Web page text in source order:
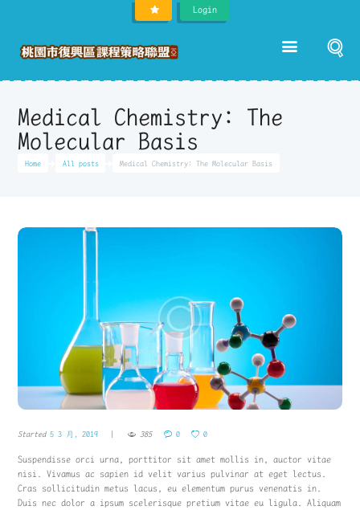
Login
Home All posts Medical Chemistry: The Molecular Basis
Medical Chemistry: The
Molecular Basis
Started5 3 月, 2019 385 0 0
Suspendisse orci urna, porttitor sit amet mollis in, auctor vitae
nisi. Vivamus ac sapien id velit varius pulvinar at eget lectus.
Cras sollicitudin metus lacus, eu elementum purus venenatis in.
Duis nec dolor a ipsum scelerisque pretium vitae eu ligula. Aliquam